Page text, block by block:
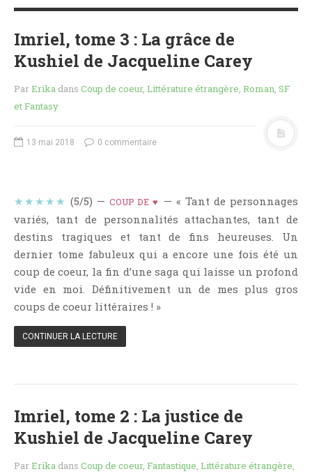
LECTURES
MES ARTICLES
NOS CRITIQUES
NOS COUPS DE ♥
NOS VIDÉOS
CONCOURS
LIENS
CONTACT
CATÉGORIES
Amitié
Articles D'Erika
Aventure
Bande Dessinée
Bibliothèque De A À Z
Imriel, tome 3 : La grâce de
Kushiel de Jacqueline Carey
ParErika dans Coup de coeur, Littérature étrangère, Roman, SF
et Fantasy
13 mai 2018 0 commentaire
★★★★★ (5/5) — COUP DE ♥
— « Tant de personnages
variés, tant de personnalités attachantes, tant de
destins tragiques et tant de fins heureuses. Un
dernier tome fabuleux qui a encore une fois été un
coup de coeur, la fin d’une saga qui laisse un profond
vide en moi. Définitivement un de mes plus gros
coups de coeur littéraires ! »
CONTINUER LA LECTURE
Imriel, tome 2 : La justice de
Kushiel de Jacqueline Carey
ParErika dans Coup de coeur, Fantastique, Littérature étrangère,